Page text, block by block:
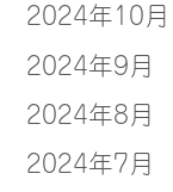
2024年10月
2024年9月
2024年8月
2024年7月